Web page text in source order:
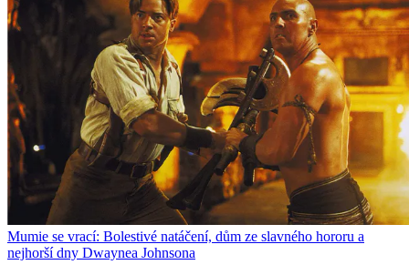
Mumie se vrací: Bolestivé natáčení, dům ze slavného hororu a
nejhorší dny Dwaynea Johnsona